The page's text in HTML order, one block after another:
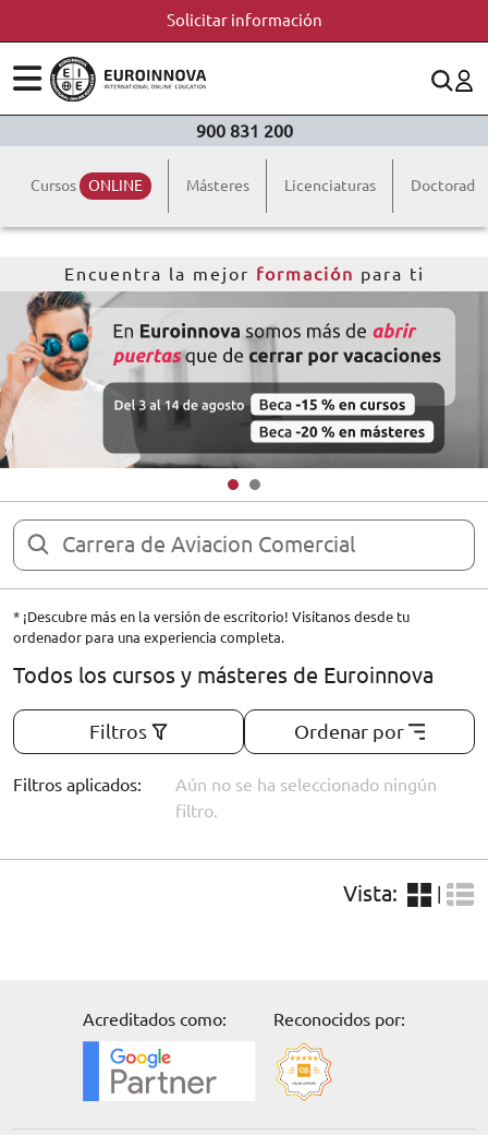
Solicitar información
900 831 200
ÁREAS
ESTUDIOS
CONOCE EUROINNOVA
BECAS Y FINANCIACIÓN
RECURSOS EDUCATIVOS
ORIENTACIÓN LABORAL
(gratuito en España)
900 831 200
TRABAJA CON NOSOTROS
Cursos ONLINE Másteres Licenciaturas
Encuentra la mejor formación para ti
* ¡Descubre más en la versión de escritorio! Visítanos desde tu
ordenador para una experiencia completa.
Todos los cursos y másteres de Euroinnova
Filtros Ordenar por
Filtros aplicados:
Aún no se ha seleccionado ningún
filtro.
Vista:
Acreditados como: Reconocidos por: